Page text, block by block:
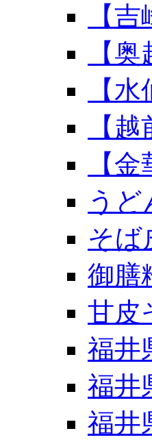
【
【
【
【
【
う
そば
御膳
甘皮
福井
福井
福井